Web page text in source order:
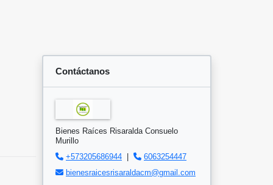
Contáctanos
Bienes Raíces Risaralda Consuelo
Murillo
+573205686944
6063254447
bienesraicesrisaraldacm@gmail.com